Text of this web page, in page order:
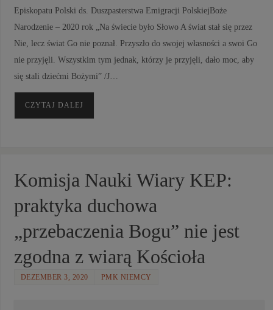
Episkopatu Polski ds. Duszpasterstwa Emigracji PolskiejBoże
Narodzenie – 2020 rok „Na świecie było Słowo A świat stał się przez
Nie, lecz świat Go nie poznał. Przyszło do swojej własności a swoi Go
nie przyjęli. Wszystkim tym jednak, którzy je przyjęli, dało moc, aby
się stali dziećmi Bożymi” /J…
CZYTAJ DALEJ
Komisja Nauki Wiary KEP:
praktyka duchowa
„przebaczenia Bogu” nie jest
zgodna z wiarą Kościoła
DEZEMBER 3, 2020 PMK NIEMCY